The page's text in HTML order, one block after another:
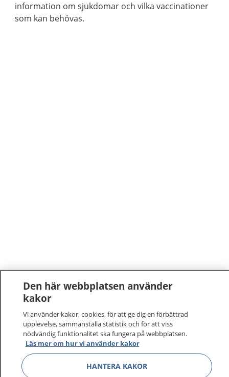
information om sjukdomar och vilka vaccinationer
som kan behövas.
1177 –tryggt om din hälsa och vård
På 1177.se får du råd om hälsa och information om
sjukdomar och vilka mottagningar du kan kontakta.
Logga in för att läsa din journal och göra dina
vårdärenden. Ring telefonnummer 1177 för
sjukvårdsrådgivning dygnet runt.
Den här webbplatsen använder
kakor
Vi använder kakor, cookies, för att ge dig en förbättrad
upplevelse, sammanställa statistik och för att viss
nödvändig funktionalitet ska fungera på webbplatsen.
Läs mer om hur vi använder kakor
HANTERA KAKOR